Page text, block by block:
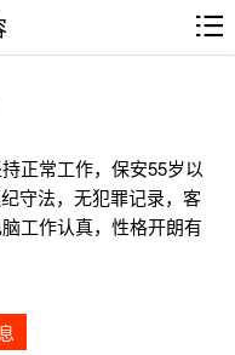
正常工作，保安55岁以
守法，无犯罪记录，客
工作认真，性格开朗有